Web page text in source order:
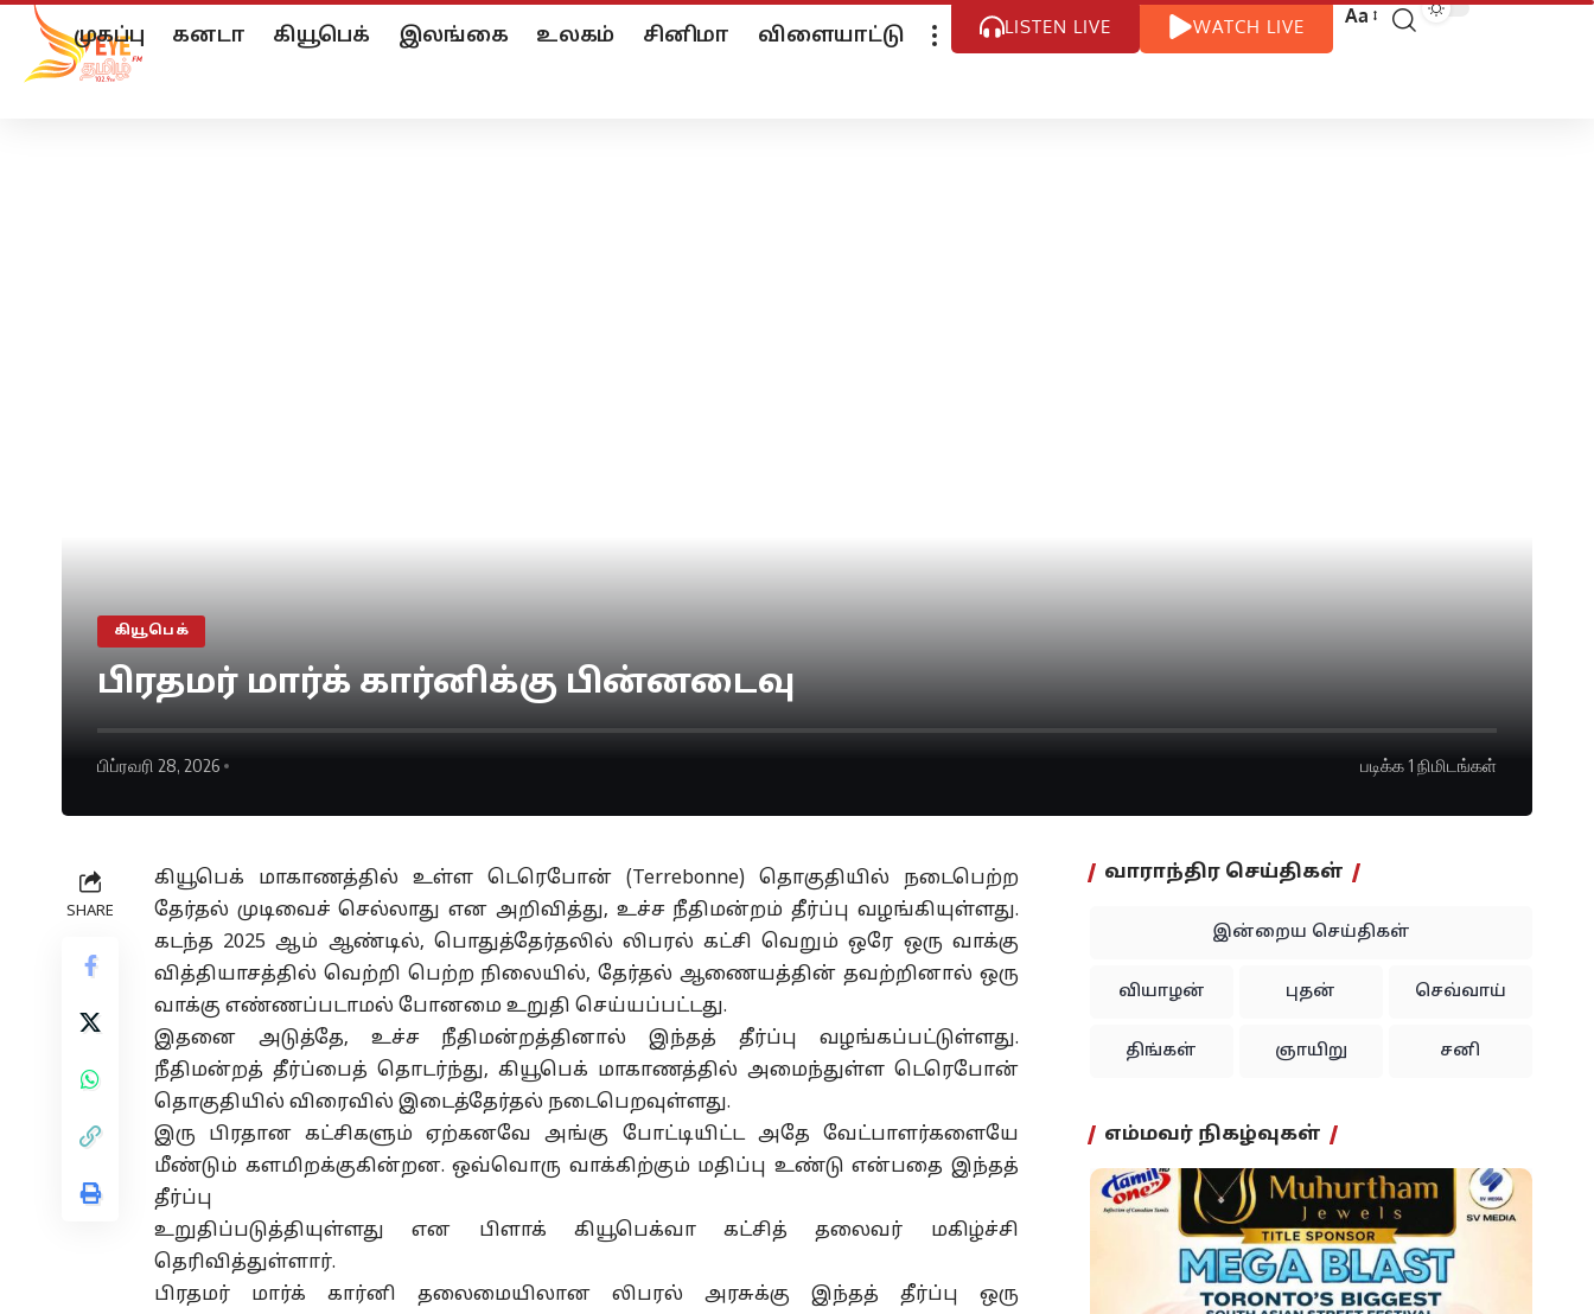
முகப்பு கனடா கியூபெக் இலங்கை உலகம் சினிமா விளையாட்டு LISTEN LIVE WATCH LIVE Aa
கியூபெக்
பிரதமர் மார்க் கார்னிக்கு பின்னடைவு
பிப்ரவரி 28, 2026 படிக்க 1 நிமிடங்கள்
SHARE
கியூபெக் மாகாணத்தில் உள்ள டெரெபோன் (Terrebonne) தொகுதியில் நடைபெற்ற
தேர்தல் முடிவைச் செல்லாது என அறிவித்து, உச்ச நீதிமன்றம் தீர்ப்பு வழங்கியுள்ளது.
கடந்த 2025 ஆம் ஆண்டில், பொதுத்தேர்தலில் லிபரல் கட்சி வெறும் ஒரே ஒரு வாக்கு
வித்தியாசத்தில் வெற்றி பெற்ற நிலையில், தேர்தல் ஆணையத்தின் தவற்றினால் ஒரு
வாக்கு எண்ணப்படாமல் போனமை உறுதி செய்யப்பட்டது.
இதனை அடுத்தே, உச்ச நீதிமன்றத்தினால் இந்தத் தீர்ப்பு வழங்கப்பட்டுள்ளது.
நீதிமன்றத் தீர்ப்பைத் தொடர்ந்து, கியூபெக் மாகாணத்தில் அமைந்துள்ள டெரெபோன்
தொகுதியில் விரைவில் இடைத்தேர்தல் நடைபெறவுள்ளது.
இரு பிரதான கட்சிகளும் ஏற்கனவே அங்கு போட்டியிட்ட அதே வேட்பாளர்களையே
மீண்டும் களமிறக்குகின்றன. ஒவ்வொரு வாக்கிற்கும் மதிப்பு உண்டு என்பதை இந்தத்
தீர்ப்பு
உறுதிப்படுத்தியுள்ளது என பிளாக் கியூபெக்வா கட்சித் தலைவர் மகிழ்ச்சி
தெரிவித்துள்ளார்.
பிரதமர் மார்க் கார்னி தலைமையிலான லிபரல் அரசுக்கு இந்தத் தீர்ப்பு ஒரு
வாராந்திர செய்திகள்
இன்றைய செய்திகள்
வியாழன் புதன் செவ்வாய்
திங்கள் ஞாயிறு சனி
எம்மவர் நிகழ்வுகள்